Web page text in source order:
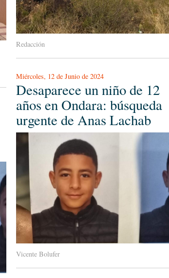
Redacción
Miércoles, 12 de Junio de 2024
Desaparece un niño de 12
años en Ondara: búsqueda
urgente de Anas Lachab
Vicente Bolufer